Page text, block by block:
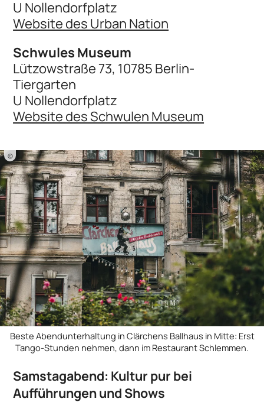
U Nollendorfplatz
Website des Urban Nation
Schwules Museum
Lützowstraße 73, 10785 Berlin-
Tiergarten
U Nollendorfplatz
Website des Schwulen Museum
©
Beste Abendunterhaltung in Clärchens Ballhaus in Mitte: Erst
Tango-Stunden nehmen, dann im Restaurant Schlemmen.
Samstagabend: Kultur pur bei
Aufführungen und Shows